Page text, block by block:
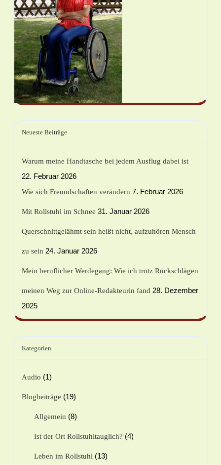
Neueste Beiträge
Warum meine Handtasche bei jedem Ausflug dabei ist
22. Februar 2026
Wie sich Freundschaften verändern 7. Februar 2026
Mit Rollstuhl im Schnee 31. Januar 2026
Querschnittgelähmt sein heißt nicht, aufzuhören Mensch
zu sein 24. Januar 2026
Mein beruflicher Werdegang: Wie ich trotz Rückschlägen
meinen Weg zur Online-Redakteurin fand 28. Dezember
2025
Kategorien
Audio (1)
Blogbeiträge (19)
Allgemein (8)
Ist der Ort Rollstuhltauglich? (4)
Leben im Rollstuhl (13)